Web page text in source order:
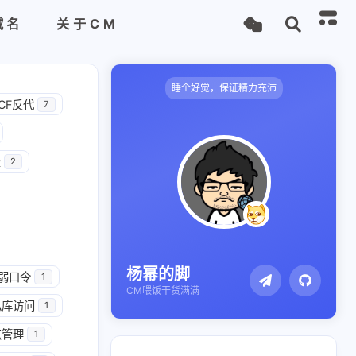
关于CM
反代 7
2
口令 1
访问 1
理 1
睡个好觉，保证精力充沛
杨幂的脚
CM喂饭干货满满